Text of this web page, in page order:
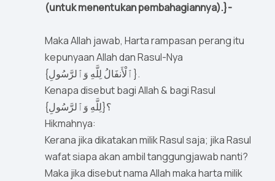
(untuk menentukan pembahagiannya).}-
Maka Allah jawab, Harta rampasan perang itu
kepunyaan Allah dan Rasul-Nya
{ٱلْأَنفَالُ لِلَّهِ وَٱلرَّسُولِ}.
Kenapa disebut bagi Allah & bagi Rasul
{لِلَّهِ وَٱلرَّسُولِ}؟
Hikmahnya:
Kerana jika dikatakan milik Rasul saja; jika Rasul
wafat siapa akan ambil tanggungjawab nanti?
Maka jika disebut nama Allah maka harta milik